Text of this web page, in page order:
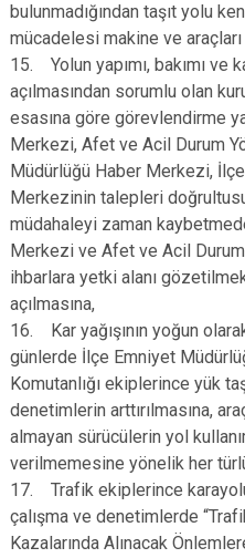
bulunmadığından taşıt yolu
mücadelesi makine ve
15. Yolun yapımı, bakımı ve
açılmasından sorumlu olan
esasına göre görevlendirme
Merkezi, Afet ve Acil Durum
Müdürlüğü Haber Merkezi,
Merkezinin talepleri
müdahaleyi zaman
Merkezi ve Afet ve Acil
ihbarlara yetki alanı
açılmasına,
16. Kar yağışının yoğun
günlerde İlçe Emniyet
Komutanlığı ekiplerince yük
denetimlerin arttırılmasına,
almayan sürücülerin yol
verilmemesine yönelik her
17. Trafik ekiplerince
çalışma ve denetimlerde
Kazalarında Alınacak